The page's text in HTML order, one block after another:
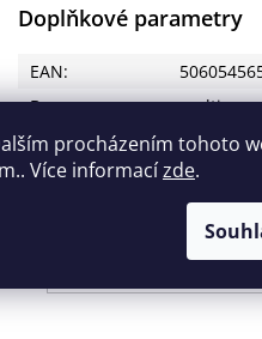
procházením tohoto
Více informacízde.
Doplňkové parametry
EAN:
Barva:
multicam
Objem:
60 l
Položka byla vyprodána…